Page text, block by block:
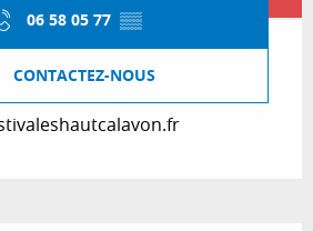
06 58 05 77 ▒▒
CONTACTEZ-NOUS